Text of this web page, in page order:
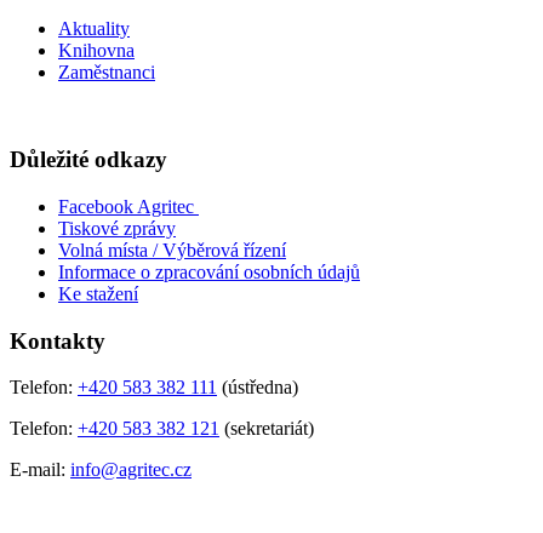
Aktuality
Knihovna
Zaměstnanci
Důležité odkazy
Facebook Agritec
Tiskové zprávy
Volná místa / Výběrová řízení
Informace o zpracování osobních údajů
Ke stažení
Kontakty
Telefon: +420 583 382 111 (ústředna)
Telefon: +420 583 382 121 (sekretariát)
E-mail: info@agritec.cz